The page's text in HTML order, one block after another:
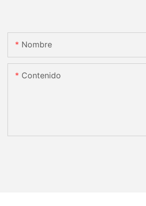
Nombre
Contenido